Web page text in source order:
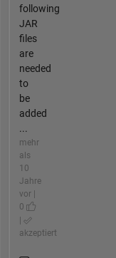
following
JAR
files
are
needed
to
be
added
...
mehr
als
10
Jahre
vor |
0
|
akzeptiert